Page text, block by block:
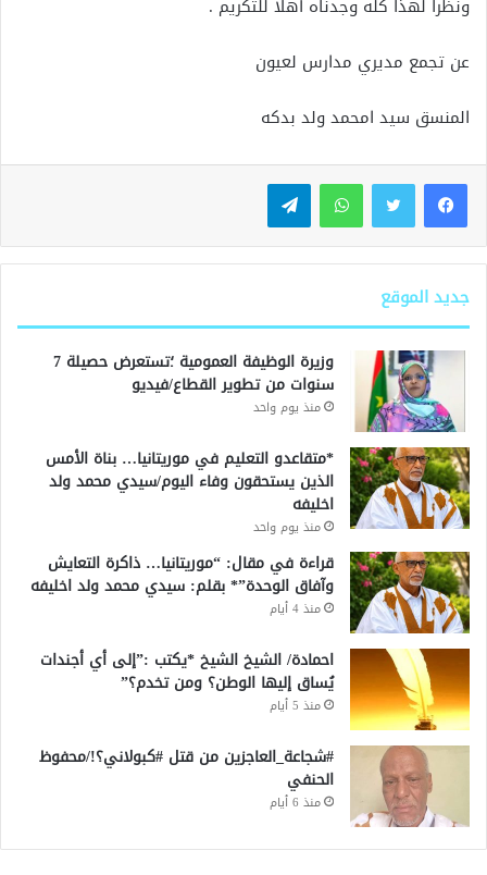
ونظرا لهذا كله وجدناه أهلا للتكريم .
عن تجمع مديري مدارس لعيون
المنسق سيد امحمد ولد بدكه
واتساب تيلقرام
جديد الموقع
وزيرة الوظيفة العمومية ؛تستعرض حصيلة 7
سنوات من تطوير القطاع/فيديو
منذ يوم واحد
*متقاعدو التعليم في موريتانيا… بناة الأمس
الذين يستحقون وفاء اليوم/سيدي محمد ولد
اخليفه
منذ يوم واحد
قراءة في مقال: “موريتانيا… ذاكرة التعايش
وآفاق الوحدة”* بقلم: سيدي محمد ولد اخليفه
منذ 4 أيام
احمادة/ الشيخ الشيخ *يكتب :”إلى أي أجندات
يُساق إليها الوطن؟ ومن تخدم؟”
منذ 5 أيام
#شجاعة_العاجزين من قتل #كبولاني؟!/محفوظ
الحنفي
منذ 6 أيام